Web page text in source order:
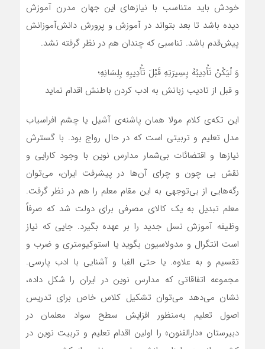
خودش باید متناسب با نیازهای این جهان مدرن آموزش
دیده باشد تا بعد بتواند در آموزش و پرورش دانش‌آموزانش
پیش‌قدم باشد. تناسبی که چندان هم در نظر گرفته نشد.
وَ لْیَکُنْ تَأْدِیبُهُ بِسِیرَتِهِ قَبْلَ تَأْدِیبِهِ بِلِسَانِهِ؛
و قبل از تادیب زبانش به ادب کردن باطنش اقدام نماید
این تکه‌ی کلام مولا همان پاشنه‌ی آشیل یا چشم افراسیاب
مدل تعلیم و تربیتی است که در حال رواج بود. با گسترش
نیازها و اقتضائات بی‌شمار مدارس نوین با وجود کارایی و
نقش بی چون و چرای آن‌ها در پیشرفت ایران، می‌توان
رگه‌هایی از بی‌توجهی به این مقام معلم را هم در نظر گرفت.
معلم تبدیل به یک کالای مصرفی برای دولت شد که صرفاً
وظیفه آموزش نسل جدید را بر عهده بگیرد. جایی که نیاز
است انتگرال و مدولاسیون بگوید یا استوکیومتری و ضرب و
تقسیم و به علاوه. یا حتی الفبا و آشنایی با ادب پارسی.
مجموعه اتفاقاتی که مدارس نوین در ایران را شکل داده،
نشان می‌دهد می‌توان تشکیل کلاس خاص برای تدریس
اصول تعلیم به‌منظور افزایش سطح سواد معلمان در
دبیرستان «دارالفنون» را اولین اقدام تعلیم و تربیت نوین در